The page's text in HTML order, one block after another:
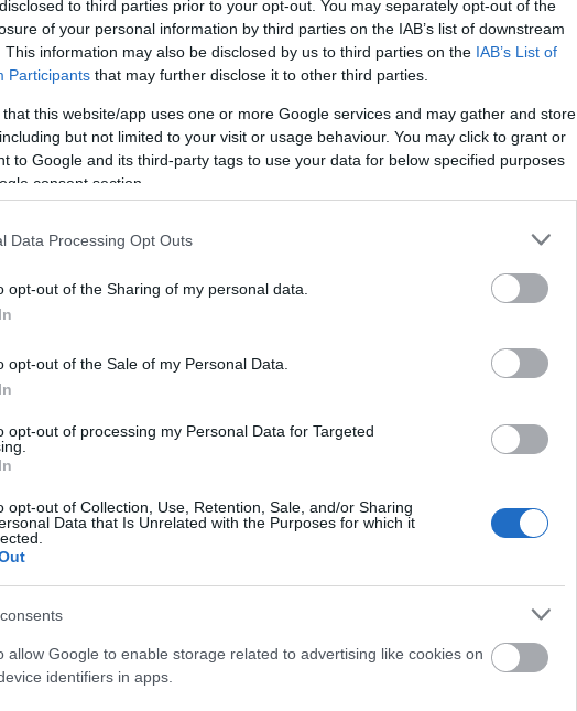
to third parties prior to your opt-out. You may separately opt-out of the
of your personal information by third parties on the IAB’s list of downstream
This information may also be disclosed by us to third parties on the IAB’s List of
Participants that may further disclose it to other third parties.
that this website/app uses one or more Google services and may gather and store
but not limited to your visit or usage behaviour. You may click to grant or
to Google and its third-party tags to use your data for below specified purposes
consent section.
Data Processing Opt Outs
opt-out of the Sharing of my personal data.
opt-out of the Sale of my Personal Data.
opt-out of processing my Personal Data for Targeted
opt-out of Collection, Use, Retention, Sale, and/or Sharing
Data that Is Unrelated with the Purposes for which it
allow Google to enable storage related to advertising like cookies on
identifiers in apps.
és civil közösségi tér, mely egyidejűleg ad helyet
művészeti és társadalmi eseményeknek,
társadalmi és környezeti tudatosság, a
az innovatív és együttműködői szemlélet és a